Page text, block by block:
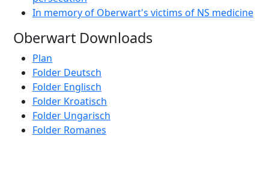
In memory of Oberwart's victims of NS medicine
Oberwart Downloads
Plan
Folder Deutsch
Folder Englisch
Folder Kroatisch
Folder Ungarisch
Folder Romanes